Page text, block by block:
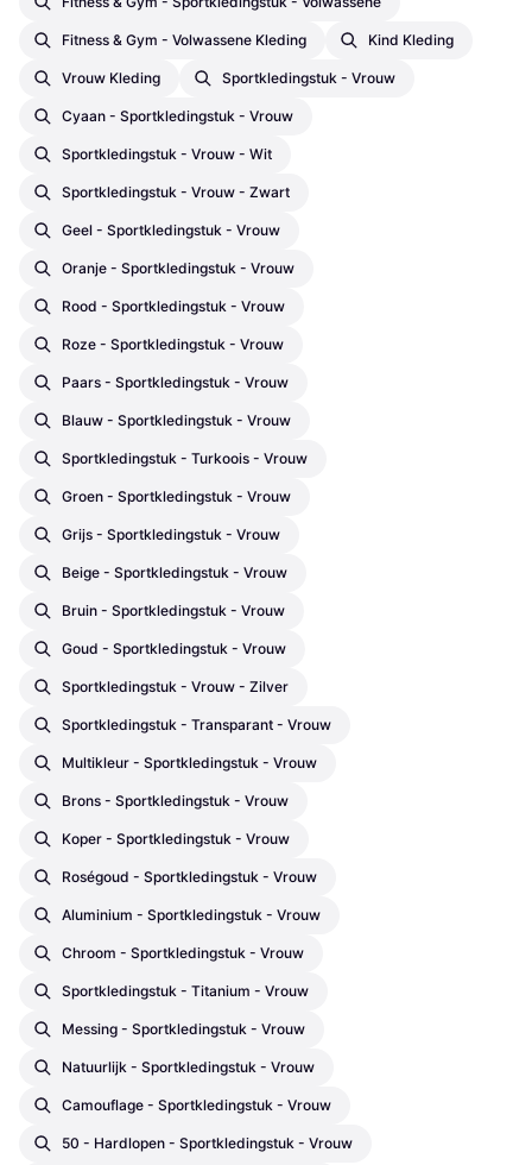
Fitness & Gym - Volwassene Kleding Kind Kleding
Vrouw Kleding Sportkledingstuk - Vrouw
Cyaan - Sportkledingstuk - Vrouw
Sportkledingstuk - Vrouw - Wit
Sportkledingstuk - Vrouw - Zwart
Geel - Sportkledingstuk - Vrouw
Oranje - Sportkledingstuk - Vrouw
Rood - Sportkledingstuk - Vrouw
Roze - Sportkledingstuk - Vrouw
Paars - Sportkledingstuk - Vrouw
Blauw - Sportkledingstuk - Vrouw
Sportkledingstuk - Turkoois - Vrouw
Groen - Sportkledingstuk - Vrouw
Grijs - Sportkledingstuk - Vrouw
Beige - Sportkledingstuk - Vrouw
Bruin - Sportkledingstuk - Vrouw
Goud - Sportkledingstuk - Vrouw
Sportkledingstuk - Vrouw - Zilver
Sportkledingstuk - Transparant - Vrouw
Multikleur - Sportkledingstuk - Vrouw
Brons - Sportkledingstuk - Vrouw
Koper - Sportkledingstuk - Vrouw
Roségoud - Sportkledingstuk - Vrouw
Aluminium - Sportkledingstuk - Vrouw
Chroom - Sportkledingstuk - Vrouw
Sportkledingstuk - Titanium - Vrouw
Messing - Sportkledingstuk - Vrouw
Natuurlijk - Sportkledingstuk - Vrouw
Camouflage - Sportkledingstuk - Vrouw
50 - Hardlopen - Sportkledingstuk - Vrouw